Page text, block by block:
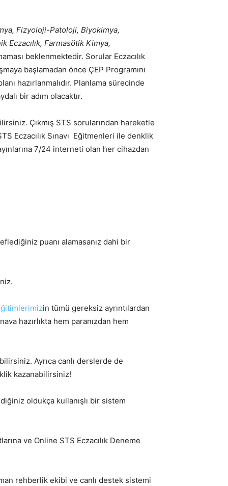
Fizyoloji-Patoloji, Biyokimya,
Eczacılık, Farmasötik Kimya,
beklenmektedir. Sorular Eczacılık
başlamadan önce ÇEP Programını
hazırlanmalıdır. Planlama sürecinde
bir adım olacaktır.
Çıkmış STS sorularından hareketle
Eczacılık Sınavı Eğitmenleri ile denklik
7/24 interneti olan her cihazdan
puanı alamasanız dahi bir
in tümü gereksiz ayrıntılardan
hazırlıkta hem paranızdan hem
Ayrıca canlı derslerde de
kazanabilirsiniz!
oldukça kullanışlı bir sistem
ve Online STS Eczacılık Deneme
rehberlik ekibi ve canlı destek sistemi